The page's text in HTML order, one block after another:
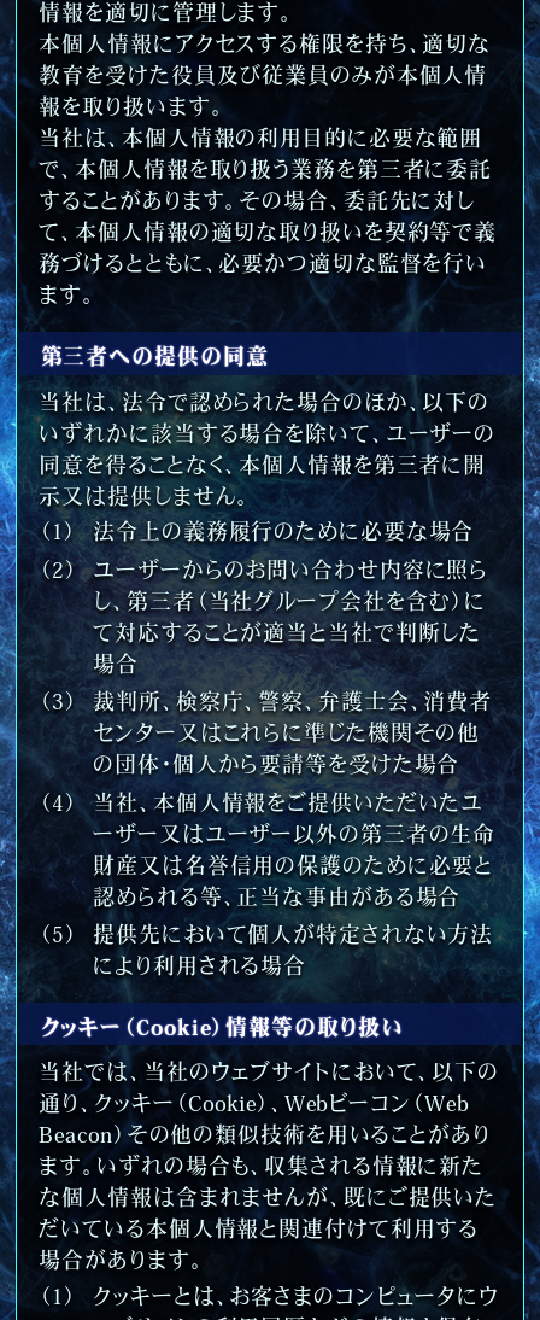
情報を適切に管理します。
本個人情報にアクセスする権限を持ち、適切な
教育を受けた役員及び従業員のみが本個人情
報を取り扱います。
当社は、本個人情報の利用目的に必要な範囲
で、本個人情報を取り扱う業務を第三者に委託
することがあります。その場合、委託先に対し
て、本個人情報の適切な取り扱いを契約等で義
務づけるとともに、必要かつ適切な監督を行い
ます。
第三者への提供の同意
当社は、法令で認められた場合のほか、以下の
いずれかに該当する場合を除いて、ユーザーの
同意を得ることなく、本個人情報を第三者に開
示又は提供しません。
法令上の義務履行のために必要な場合
ユーザーからのお問い合わせ内容に照ら
し、第三者（当社グループ会社を含む）に
て対応することが適当と当社で判断した
場合
裁判所、検察庁、警察、弁護士会、消費者
センター又はこれらに準じた機関その他
の団体・個人から要請等を受けた場合
当社、本個人情報をご提供いただいたユ
ーザー又はユーザー以外の第三者の生命
財産又は名誉信用の保護のために必要と
認められる等、正当な事由がある場合
提供先において個人が特定されない方法
により利用される場合
クッキー（Cookie）情報等の取り扱い
当社では、当社のウェブサイトにおいて、以下の
通り、クッキー（Cookie）、Webビーコン（Web
Beacon）その他の類似技術を用いることがあり
ます。いずれの場合も、収集される情報に新た
な個人情報は含まれませんが、既にご提供いた
だいている本個人情報と関連付けて利用する
場合があります。
クッキーとは、お客さまのコンピュータにウ